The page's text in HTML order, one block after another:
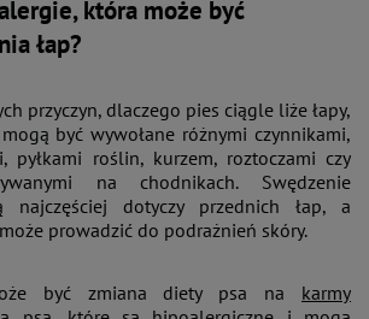
która może być
łap?
przyczyn, dlaczego pies ciągle liże łapy,
być wywołane różnymi czynnikami,
pyłkami roślin, kurzem, roztoczami czy
na chodnikach. Swędzenie
najczęściej dotyczy przednich łap, a
prowadzić do podrażnień skóry​.
być zmiana diety psa na karmy